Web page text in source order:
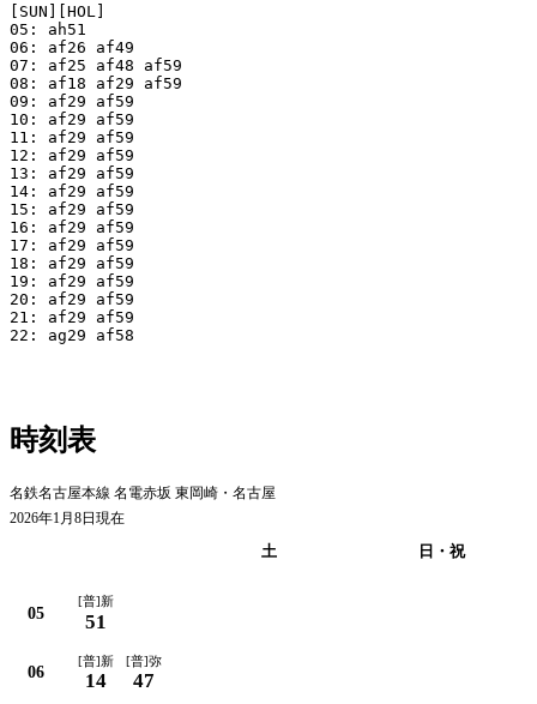
[SUN][HOL]
05: ah51
06: af26 af49
07: af25 af48 af59
08: af18 af29 af59
09: af29 af59
10: af29 af59
11: af29 af59
12: af29 af59
13: af29 af59
14: af29 af59
15: af29 af59
16: af29 af59
17: af29 af59
18: af29 af59
19: af29 af59
20: af29 af59
21: af29 af59
22: ag29 af58
時刻表
名鉄名古屋本線 名電赤坂 東岡崎・名古屋
2026年1月8日現在
土 日・祝
05
[普]新
51
06
[普]新
14
[普]弥
47